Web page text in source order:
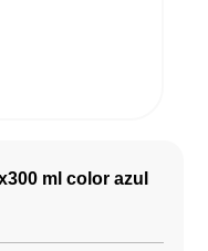
ml color azul